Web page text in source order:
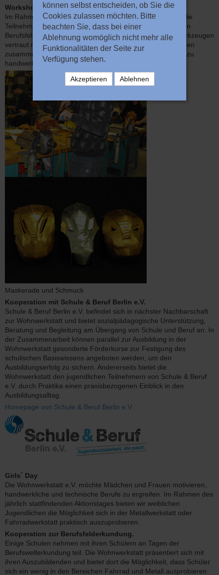
Workshops
Im Rahmen von ein- bis zweitägigen Workshops erhalten die
Teilnehmer/innen einen Einblick in die von uns angebotenen
Berufsfelder und können sich mit den Werkstoffen und Werkzeugen
vertraut machen. Hierbei arbeiten wir auch mit Künstler/innen
zusammen, um den Jugendlichen einen kreativen Zugang zu
handwerklichen Berufen zu eröffnen.
Maskerade und Schmuck
Kooperation mit Schule & Beruf Berlin e.V.
Schule & Beruf Berlin e.V. befindet sich in nächster Nachbarschaft
zur Wohnwerkstatt und bietet sozialpädagogische Unterstützung,
Beratung und Begleitung am Übergang von Schule und Beruf an. In
der Zusammenarbeit können parallel zur Ausbildung in der
Wohnwerkstatt gesonderte Förderkurse zur Festigung des
schulischen Basiswissens angeboten werden, um den
Ausbildungserfolg zu sichern. Andererseits bietet die
Wohnwerkstatt den jugendlichen Teilnehmern von Schule & Beruf
e.V. durch Praktika einen praxisbezogenen Einblick in den
Ausbildungsalltag.
Homepage von Schule & Beruf Berlin e.V.
Girls´ Day
Die Wohnwerkstatt e.V. möchte Mädchen und Frauen motivieren,
handwerkliche und technische Berufe zu ergreifen. Im Rahmen des
jährlich stattfindenden Aktionstages bieten wir weiblichen
Jugendlichen die Möglichkeit sich in der Metallwerkstatt oder
Fahrradwerkstatt praktisch auszuprobieren.
Kooperation zur Berufsfelderkundung.
Einige Schulen nehmen mit ihren Schülern an Tagen der
Berufswelterkundung teil. Die Wohnwerkstatt präsentiert sich mit
ihren Auszubildenden und bietet dort die Möglichkeit, dass Schüler
sich ein wenig in den Bereichen Fahrrad und Metall ausprobieren
können selbst entscheiden, ob Sie die
Cookies zulassen möchten. Bitte
beachten Sie, dass bei einer
Ablehnung womöglich nicht mehr alle
Funktionalitäten der Seite zur
Verfügung stehen.
Akzeptieren Ablehnen